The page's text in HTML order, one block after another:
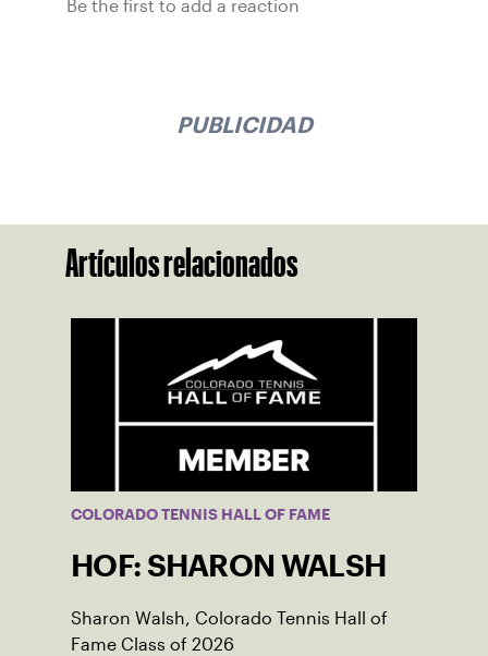
Be the first to add a reaction
PUBLICIDAD
Artículos relacionados
COLORADO TENNIS HALL OF FAME
HOF: SHARON WALSH
Sharon Walsh, Colorado Tennis Hall of
Fame Class of 2026